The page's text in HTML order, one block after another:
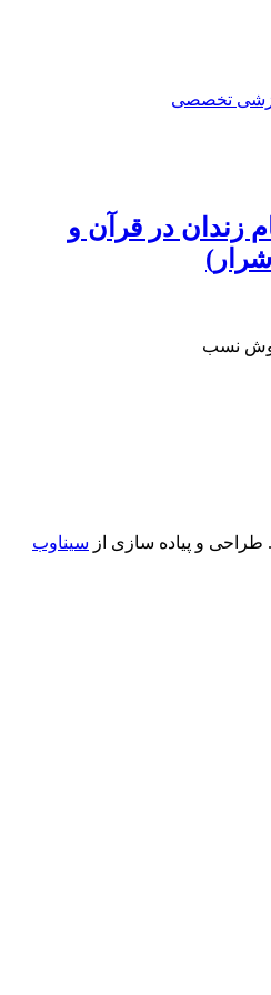
تخصصی
زندان در قرآن و
نسب
طراحی و پیاده سازی از سیناوب